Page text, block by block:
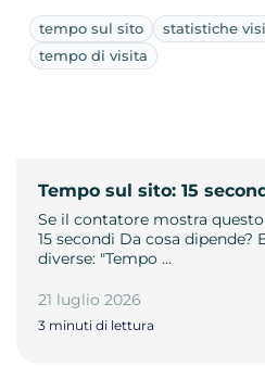
tempo sul sito statistiche
tempo di visita
Tempo sul sito: 15
Se il contatore mostra
15 secondi Da cosa
diverse: "Tempo …
21 luglio 2026
3 minuti di lettura